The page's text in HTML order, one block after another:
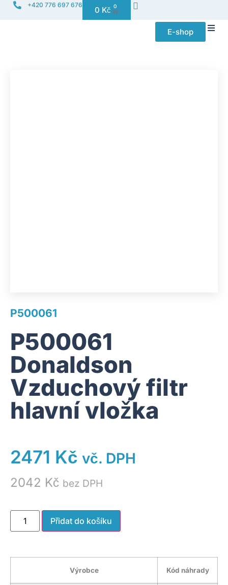
+420 776 697 676
0 Kč 0
E-shop
P500061
P500061
Donaldson
Vzduchový filtr
hlavní vložka
2471 Kč vč. DPH
2042 Kč bez DPH
Přidat do košíku
Výrobce Kód náhrady